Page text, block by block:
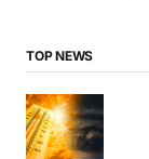
TOP NEWS